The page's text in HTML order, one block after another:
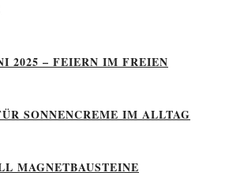
2025 – FEIERN IM FREIEN
SONNENCREME IM ALLTAG
MAGNETBAUSTEINE